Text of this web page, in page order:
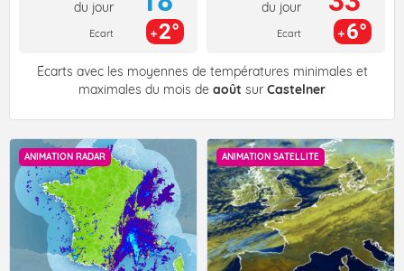
du jour
Ecart 2°
du jour
Ecart 6°
Écarts avec les moyennes de températures minimales et
maximales du mois de août sur Castelner
ANIMATION RADAR ANIMATION SATELLITE